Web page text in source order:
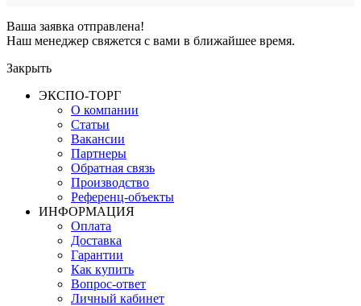
Ваша заявка отправлена!
Наш менеджер свяжется с вами в ближайшее время.
Закрыть
ЭКСПО-ТОРГ
О компании
Статьи
Вакансии
Партнеры
Обратная связь
Производство
Референц-объекты
ИНФОРМАЦИЯ
Оплата
Доставка
Гарантии
Как купить
Вопрос-ответ
Личный кабинет